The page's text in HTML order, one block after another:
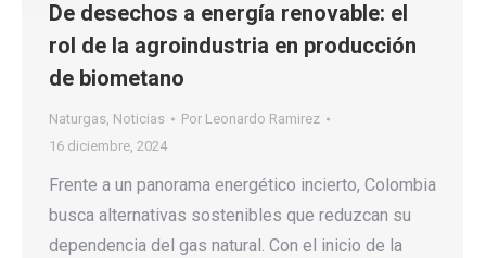
De desechos a energía renovable: el
rol de la agroindustria en producción
de biometano
Naturgas, Noticias Por Leonardo Ramirez
16 diciembre, 2024
Frente a un panorama energético incierto, Colombia
busca alternativas sostenibles que reduzcan su
dependencia del gas natural. Con el inicio de la